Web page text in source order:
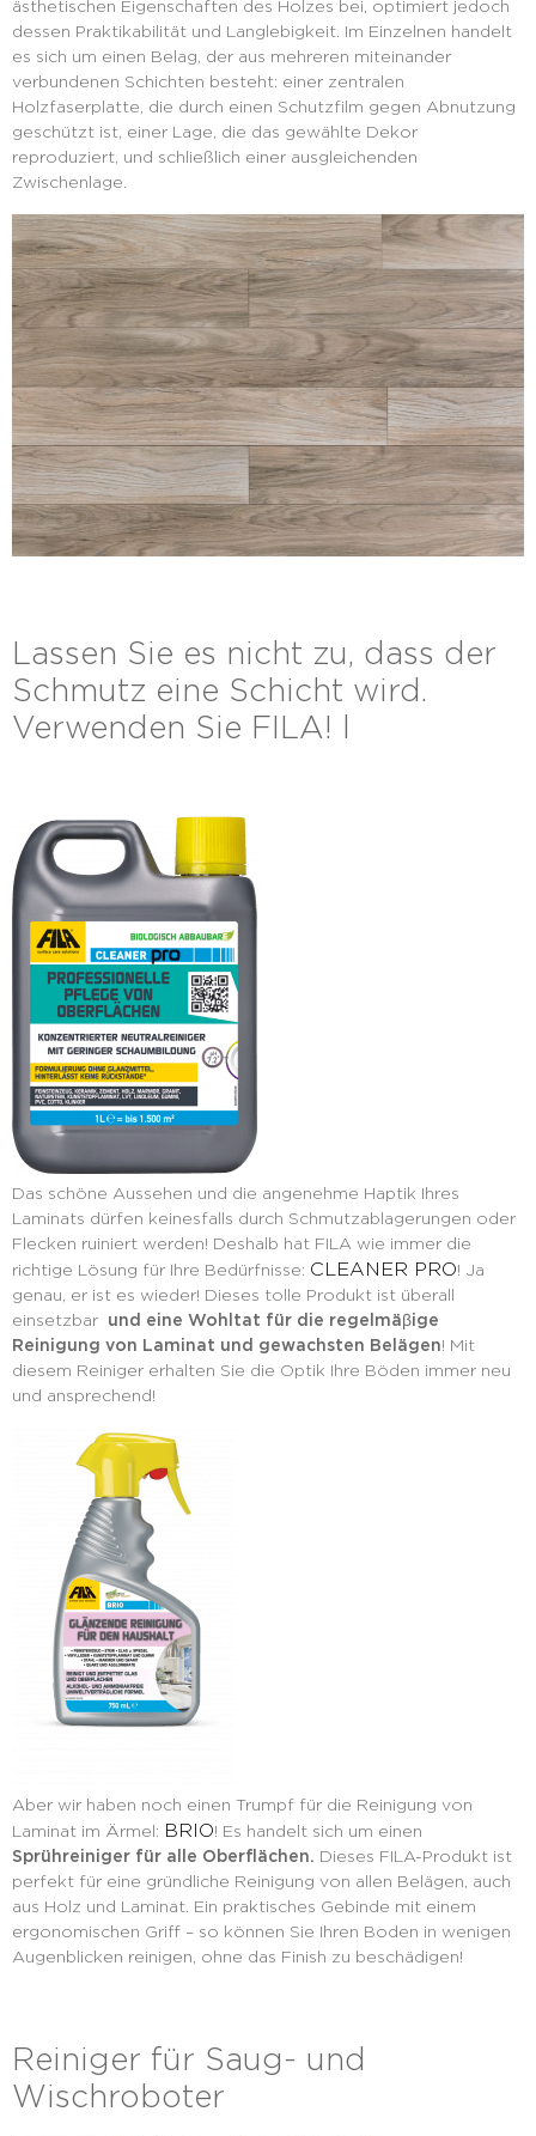
ästhetischen Eigenschaften des Holzes bei, optimiert jedoch
dessen Praktikabilität und Langlebigkeit. Im Einzelnen handelt
es sich um einen Belag, der aus mehreren miteinander
verbundenen Schichten besteht: einer zentralen
Holzfaserplatte, die durch einen Schutzfilm gegen Abnutzung
geschützt ist, einer Lage, die das gewählte Dekor
reproduziert, und schließlich einer ausgleichenden
Zwischenlage.
Lassen Sie es nicht zu, dass der
Schmutz eine Schicht wird.
Verwenden Sie FILA! l
Das schöne Aussehen und die angenehme Haptik Ihres
Laminats dürfen keinesfalls durch Schmutzablagerungen oder
Flecken ruiniert werden! Deshalb hat FILA wie immer die
richtige Lösung für Ihre Bedürfnisse: CLEANER PRO! Ja
genau, er ist es wieder! Dieses tolle Produkt ist überall
einsetzbar
und eine Wohltat für die regelmäβige
Reinigung von Laminat und gewachsten Belägen! Mit
diesem Reiniger erhalten Sie die Optik Ihre Böden immer neu
und ansprechend!
Aber wir haben noch einen Trumpf für die Reinigung von
Laminat im Ärmel: BRIO! Es handelt sich um einen
Sprühreiniger für alle Oberflächen. Dieses FILA-Produkt ist
perfekt für eine gründliche Reinigung von allen Belägen, auch
aus Holz und Laminat. Ein praktisches Gebinde mit einem
ergonomischen Griff – so können Sie Ihren Boden in wenigen
Augenblicken reinigen, ohne das Finish zu beschädigen!
Reiniger für Saug- und
Wischroboter